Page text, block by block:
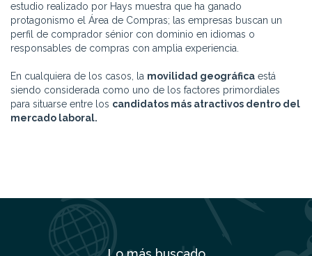
estudio realizado por Hays muestra que ha ganado
protagonismo el Área de Compras; las empresas buscan un
perfil de comprador sénior con dominio en idiomas o
responsables de compras con amplia experiencia.
En cualquiera de los casos, la movilidad geográfica está
siendo considerada como uno de los factores primordiales
para situarse entre los candidatos más atractivos dentro del
mercado laboral.